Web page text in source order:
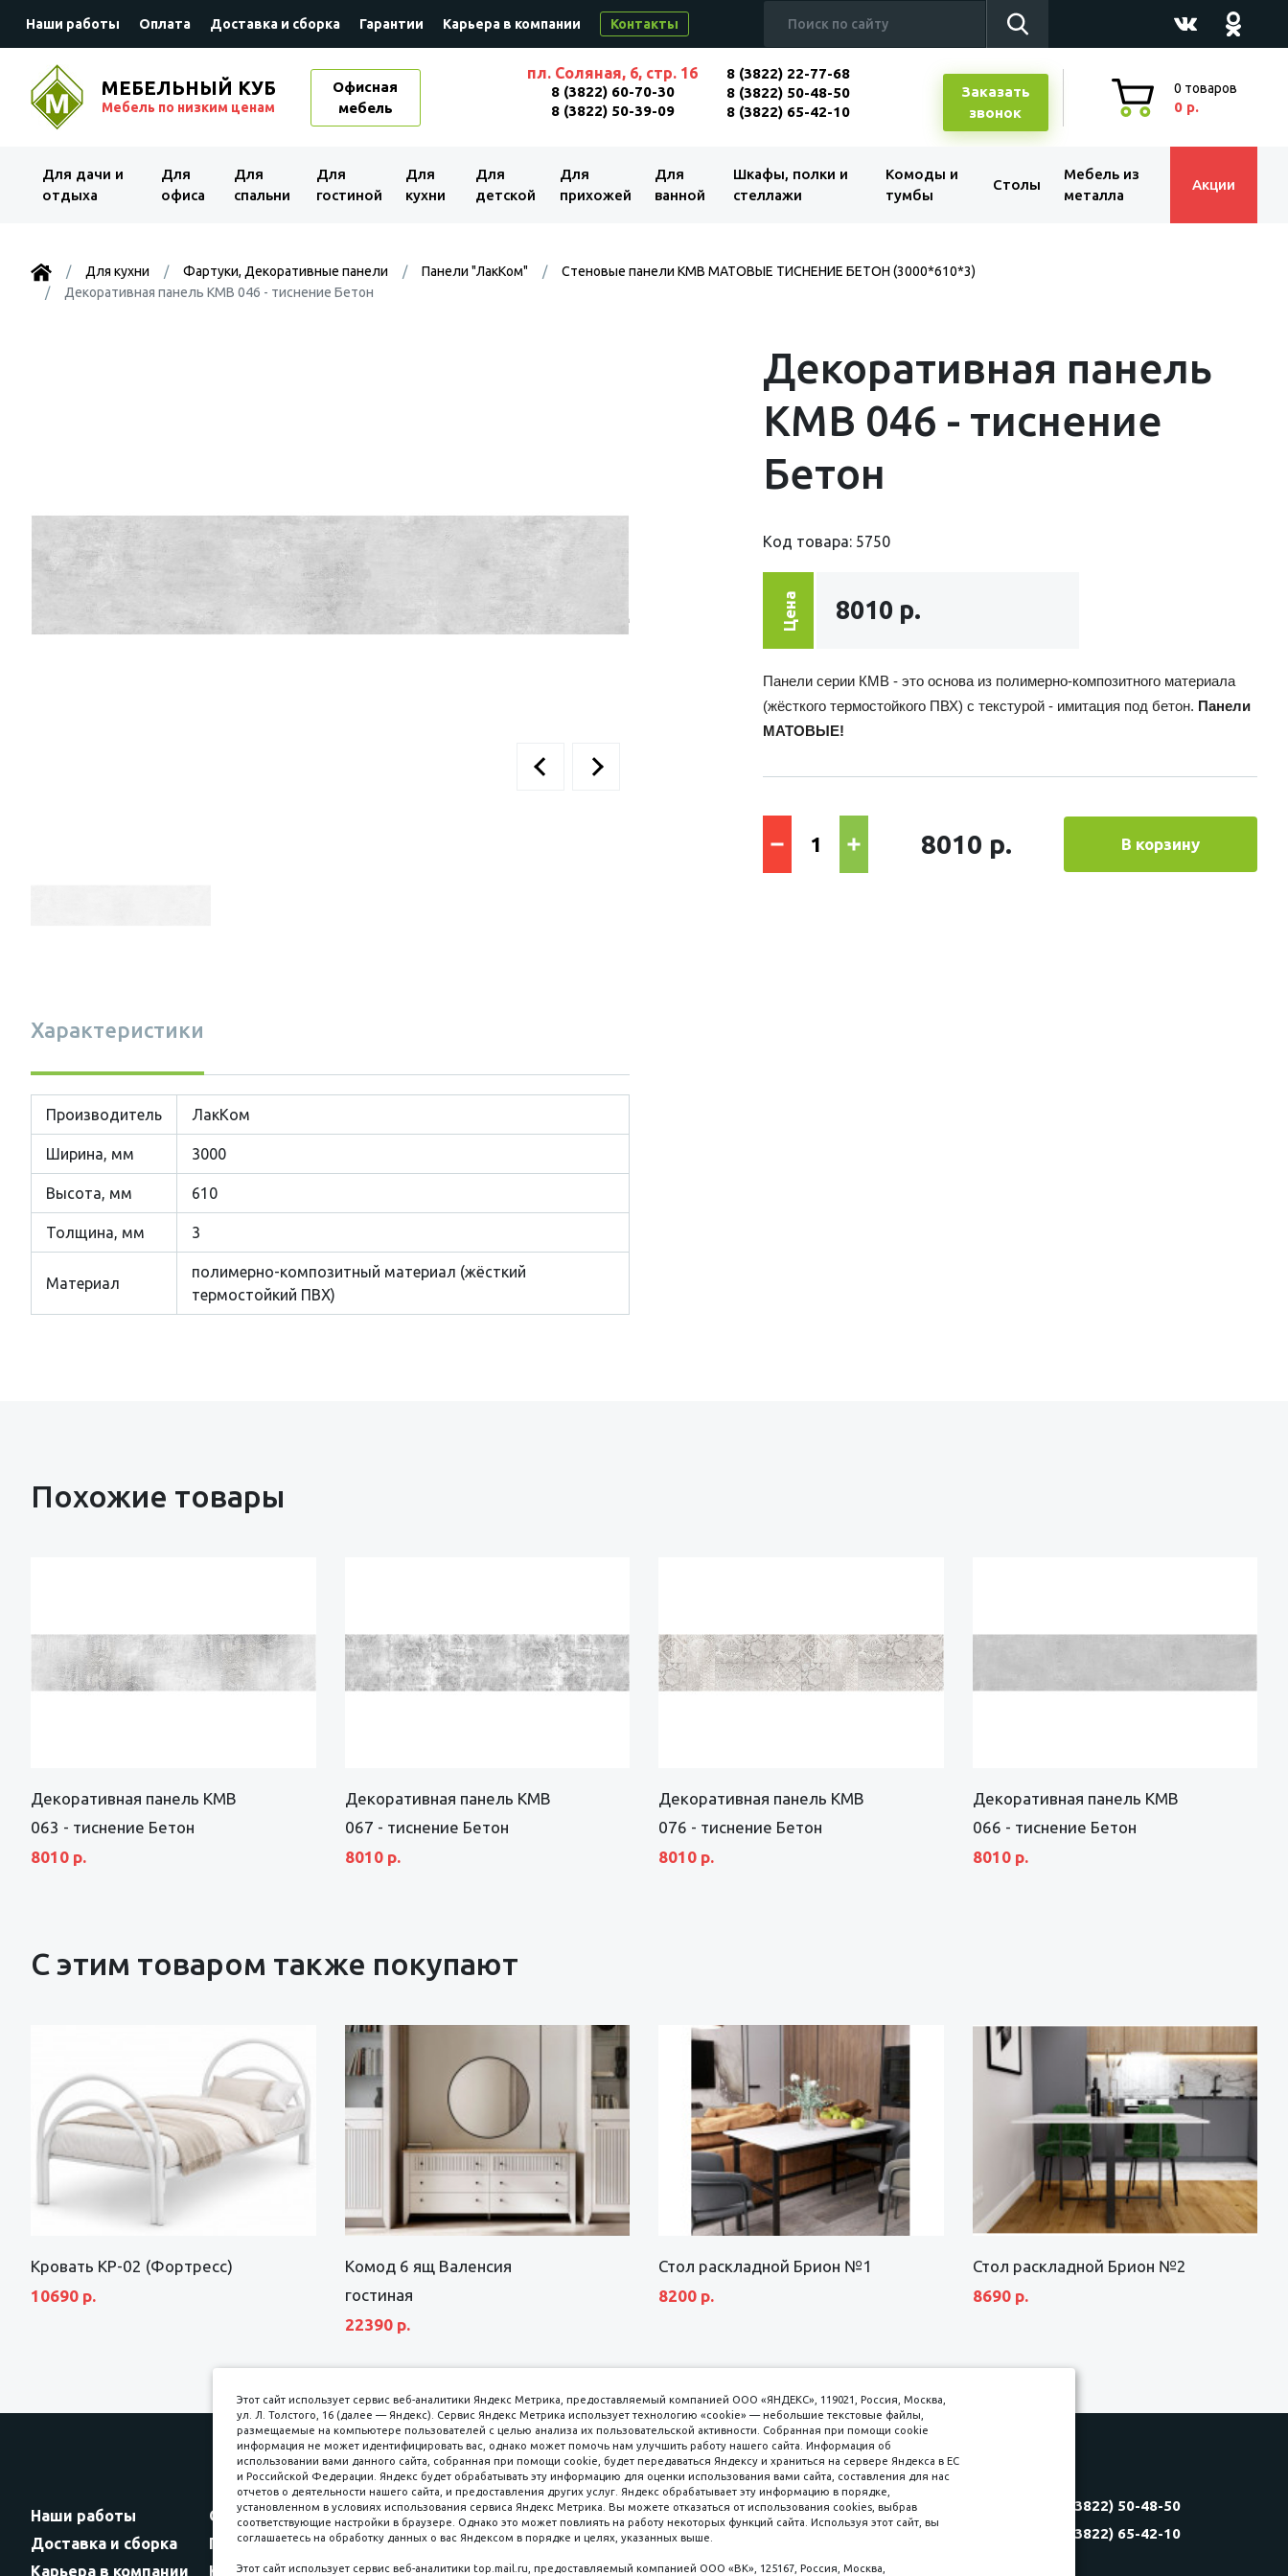
Наши работы Оплата Доставка и сборка Гарантии Карьера в компании Контакты
МЕБЕЛЬНЫЙ КУБ
Мебель по низким ценам
Офисная
мебель
пл. Соляная, 6, стр. 16
8 (3822) 60-70-30
8 (3822) 50-39-09
8 (3822) 22-77-68
8 (3822) 50-48-50
8 (3822) 65-42-10
Заказать
звонок
0 товаров
0 р.
Для дачи и
отдыха
Для
офиса
Для
спальни
Для
гостиной
Для
кухни
Для
детской
Для
прихожей
Для
ванной
Шкафы, полки и
стеллажи
Комоды и
тумбы
Столы
Мебель из
металла
Акции
Для кухни Фартуки, Декоративные панели Панели "ЛакКом"
Стеновые панели КМВ МАТОВЫЕ ТИСНЕНИЕ БЕТОН (3000*610*3)
Декоративная панель KMB 046 - тиснение Бетон
Характеристики
Производитель ЛакКом
Ширина, мм 3000
Высота, мм 610
Толщина, мм 3
Материал
полимерно-композитный материал (жёсткий
термостойкий ПВХ)
Декоративная панель
KMB 046 - тиснение
Бетон
Код товара: 5750
Цена 8010 р.
Панели серии КМB - это основа из полимерно-композитного материала
(жёсткого термостойкого ПВХ) с текстурой - имитация под бетон. Панели
МАТОВЫЕ!
8010 р. В корзину
Похожие товары
Декоративная панель KMB
063 - тиснение Бетон
8010 р.
Декоративная панель KMB
067 - тиснение Бетон
8010 р.
Декоративная панель KMB
076 - тиснение Бетон
8010 р.
Декоративная панель KMB
066 - тиснение Бетон
8010 р.
С этим товаром также покупают
Кровать КР-02 (Фортресс)
10690 р.
Комод 6 ящ Валенсия
гостиная
22390 р.
Стол раскладной Брион №1
8200 р.
Стол раскладной Брион №2
8690 р.
Наши работы
Оплата
Доставка и сборка
Гарантии
Карьера в компании
Контакты
Принимаем к оплате пл. Соляная, 6, стр. 16
8 (3822) 60-70-30
8 (3822) 22-77-68
8 (3822) 50-48-50
8 (3822) 65-42-10
Этот сайт использует сервис веб-аналитики Яндекс Метрика, предоставляемый компанией ООО «ЯНДЕКС», 119021, Россия, Москва,
ул. Л. Толстого, 16 (далее — Яндекс). Сервис Яндекс Метрика использует технологию «cookie» — небольшие текстовые файлы,
размещаемые на компьютере пользователей с целью анализа их пользовательской активности. Собранная при помощи cookie
информация не может идентифицировать вас, однако может помочь нам улучшить работу нашего сайта. Информация об
использовании вами данного сайта, собранная при помощи cookie, будет передаваться Яндексу и храниться на сервере Яндекса в ЕС
и Российской Федерации. Яндекс будет обрабатывать эту информацию для оценки использования вами сайта, составления для нас
отчетов о деятельности нашего сайта, и предоставления других услуг. Яндекс обрабатывает эту информацию в порядке,
установленном в условиях использования сервиса Яндекс Метрика. Вы можете отказаться от использования cookies, выбрав
соответствующие настройки в браузере. Однако это может повлиять на работу некоторых функций сайта. Используя этот сайт, вы
соглашаетесь на обработку данных о вас Яндексом в порядке и целях, указанных выше.
Этот сайт использует сервис веб-аналитики top.mail.ru, предоставляемый компанией ООО «ВК», 125167, Россия, Москва,